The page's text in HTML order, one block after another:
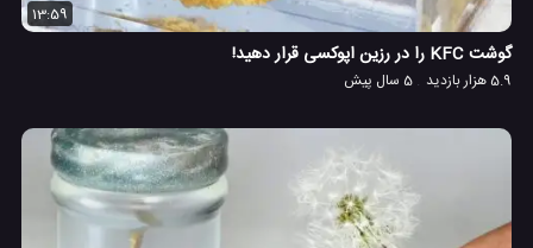
13:59
گوشت KFC را در رزین اپوکسی قرار دهید!
5.9 هزار بازدید 5 سال پیش